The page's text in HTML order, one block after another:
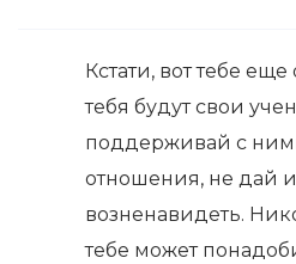
Кстати, вот тебе
тебя будут свои
поддерживай с
отношения, не дай
возненавидеть.
тебе может